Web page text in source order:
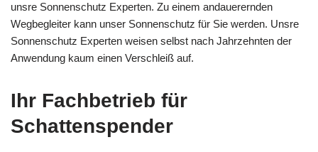
unsre Sonnenschutz Experten. Zu einem andauerernden
Wegbegleiter kann unser Sonnenschutz für Sie werden. Unsre
Sonnenschutz Experten weisen selbst nach Jahrzehnten der
Anwendung kaum einen Verschleiß auf.
Ihr Fachbetrieb für
Schattenspender